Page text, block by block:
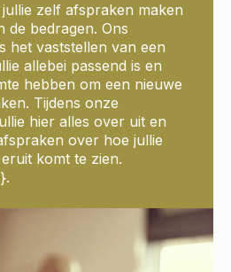
zelf afspraken maken
de bedragen. Ons
het vaststellen van een
allebei passend is en
hebben om een nieuwe
Tijdens onze
hier alles over uit en
over hoe jullie
komt te zien.